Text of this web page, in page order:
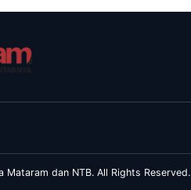
dan NTB. All Rights Reserved.